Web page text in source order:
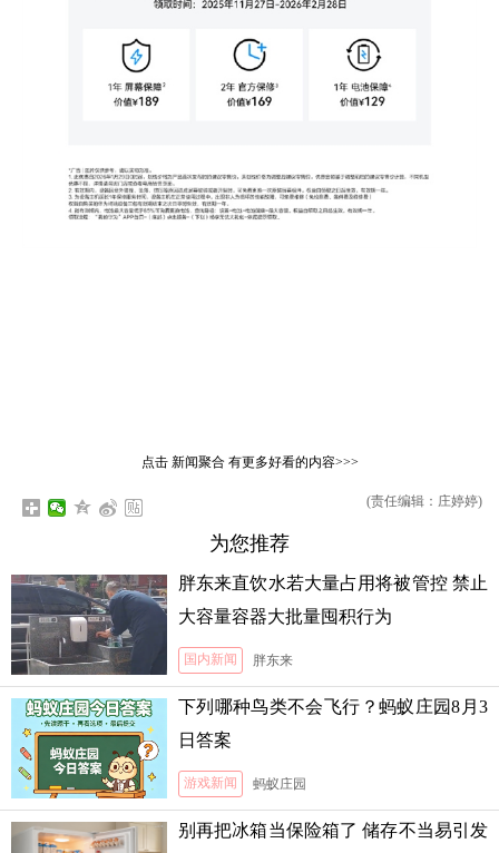
点击 新闻聚合有更多好看的内容>>>
(责任编辑：庄婷婷)
为您推荐
胖东来直饮水若大量占用将被管控 禁止
大容量容器大批量囤积行为
国内新闻 胖东来
下列哪种鸟类不会飞行？蚂蚁庄园8月3
日答案
游戏新闻 蚂蚁庄园
别再把冰箱当保险箱了 储存不当易引发